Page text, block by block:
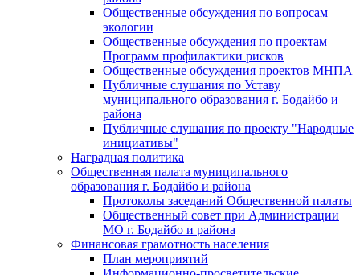
Общественные обсуждения по вопросам
экологии
Общественные обсуждения по проектам
Программ профилактики рисков
Общественные обсуждения проектов МНПА
Публичные слушания по Уставу
муниципального образования г. Бодайбо и
района
Публичные слушания по проекту "Народные
инициативы"
Наградная политика
Общественная палата муниципального
образования г. Бодайбо и района
Протоколы заседаний Общественной палаты
Общественный совет при Администрации
МО г. Бодайбо и района
Финансовая грамотность населения
План мероприятий